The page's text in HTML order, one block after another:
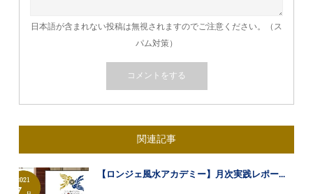
日本語が含まれない投稿は無視されますのでご注意ください。（ス
パム対策）
関連記事
【ロンジェ風水アカデミー】月次実践レポー...